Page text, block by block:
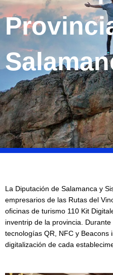
La Diputación de Salamanca y
empresarios de las Rutas del
oficinas de turismo 110 Kit
inventrip de la provincia.
tecnologías QR, NFC y Beacons
digitalización de cada